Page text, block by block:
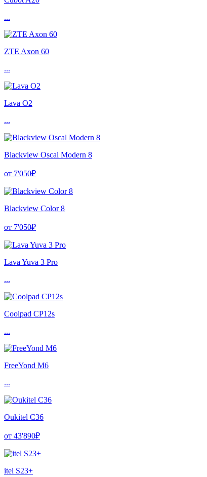
...
ZTE Axon 60
...
Lava O2
...
Blackview Oscal Modern 8
от 7'050₽
Blackview Color 8
от 7'050₽
Lava Yuva 3 Pro
...
Coolpad CP12s
...
FreeYond M6
...
Oukitel C36
от 43'890₽
itel S23+